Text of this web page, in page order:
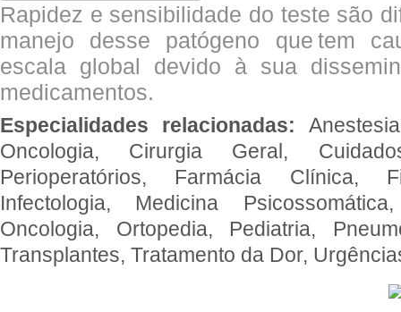
Rapidez e sensibilidade do teste são
manejo desse patógeno que tem
escala global devido à sua
medicamentos.
Especialidades relacionadas:
Oncologia, Cirurgia Geral,
Perioperatórios, Farmácia Clínica,
Infectologia, Medicina
Oncologia, Ortopedia, Pediatria,
Transplantes, Tratamento da Dor,